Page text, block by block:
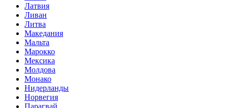
Латвия
Ливан
Литва
Македания
Мальта
Марокко
Мексика
Молдова
Монако
Нидерланды
Норвегия